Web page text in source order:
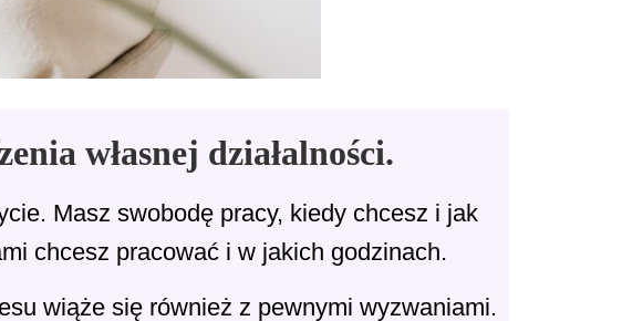
własnej działalności.
Masz swobodę pracy, kiedy chcesz i jak
chcesz pracować i w jakich godzinach.
wiąże się również z pewnymi wyzwaniami.